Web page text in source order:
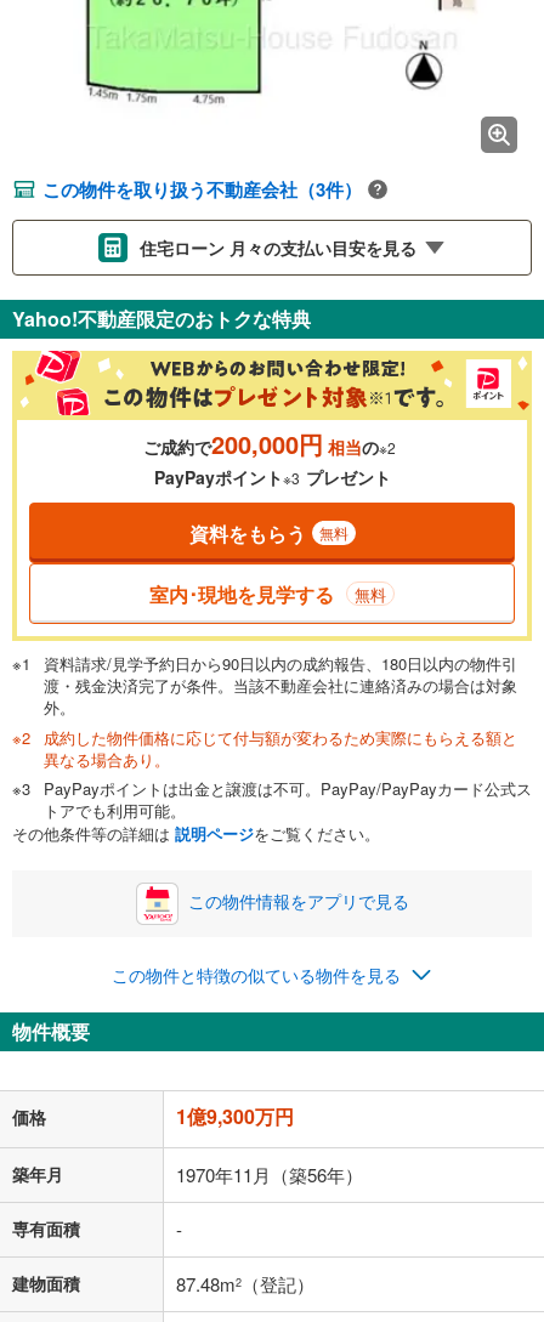
この物件を取り扱う不動産会社（3件）
住宅ローン 月々の支払い目安を見る
金利 ％
0.01%
一般的には最長35年まで借り入れ可能です。多くの金融機関
が完済時の年齢は80歳までを条件としています。
閉じる
頭金 万円
0万円 1億9,300万円
自己資金から住宅購入にかけられる金額を入力してくださ
い。一般的には物件価格の2割までが目安です。
閉じる
ボーナス
万円
0円
ナス時の増額分（1回分）を入力してください。
ボーナス払いの限度額は金融機関によって異なります。
閉じる
月々の返済額
上、ご自身での入力をお願いいたします。初期設定で自動入力されてい
る値は、実際の金融機関等における貸出金利とは何ら関係がなく、実際
の金融機関等における貸出金利を何ら保証するものではありません。返
適用した場合の計算結果を表示しています。
その他月額費用や、初期費用がかかります。ご注意ください。実際にお
借り入れの際は各金融機関等に、必ずご自身でご確認をお願いいたしま
す。
条件によってお借り入れができないことがあります。
Yahoo!不動産限定のおトクな特典
ご成約で200,000円 相当の※2
PayPayポイント※3 プレゼント
資料をもらう 無料
室内･現地を見学する 無料
資料請求/見学予約日から90日以内の成約報告、180日以内の物件引
渡・残金決済完了が条件。当該不動産会社に連絡済みの場合は対象
外。
成約した物件価格に応じて付与額が変わるため実際にもらえる額と
異なる場合あり。
PayPayポイントは出金と譲渡は不可。PayPay/PayPayカード公式ス
トアでも利用可能。
その他条件等の詳細は 説明ページをご覧ください。
この物件情報をアプリで見る
この物件と特徴の似ている物件を見る
物件概要
価格 1億9,300万円
築年月 1970年11月（築56年）
専有面積 -
建物面積 87.48m2 （登記）